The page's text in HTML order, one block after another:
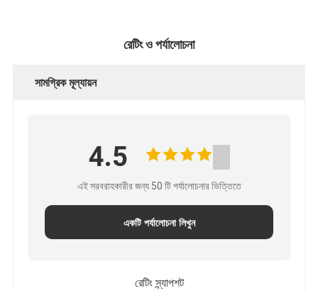
রেটিং ও পর্যালোচনা
সামগ্রিক মূল্যায়ন
4.5
এই সরবরাহকারীর জন্য 50 টি পর্যালোচনার ভিত্তিতে
একটি পর্যালোচনা লিখুন
রেটিং স্ন্যাপশট